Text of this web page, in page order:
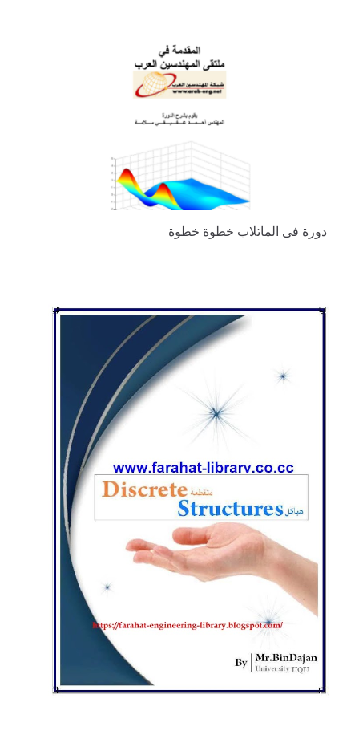
دورة فى الماتلاب خطوة خطوة